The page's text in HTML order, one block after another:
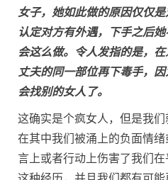
女子，她如此做的原因仅仅
认定对方有外遇，下手之后
会这么做。令人发指的是，
丈夫的同一部位再下毒手，
会找别的女人了。
这确实是个疯女人，但是我们
在其中我们被涌上的负面情
言上或者行动上伤害了我们